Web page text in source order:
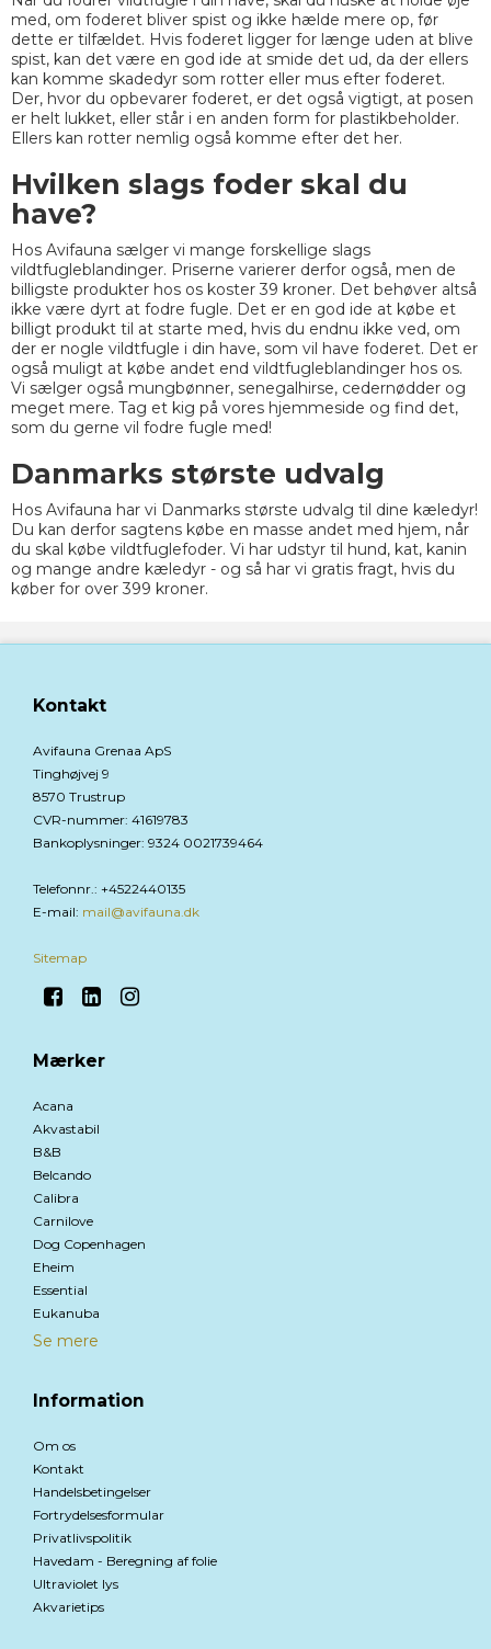
med, om foderet bliver spist og ikke hælde mere op, før
dette er tilfældet. Hvis foderet ligger for længe uden at blive
spist, kan det være en god ide at smide det ud, da der ellers
kan komme skadedyr som rotter eller mus efter foderet.
Der, hvor du opbevarer foderet, er det også vigtigt, at posen
er helt lukket, eller står i en anden form for plastikbeholder.
Ellers kan rotter nemlig også komme efter det her.
Hvilken slags foder skal du
have?
Hos Avifauna sælger vi mange forskellige slags
vildtfugleblandinger. Priserne varierer derfor også, men de
billigste produkter hos os koster 39 kroner. Det behøver altså
ikke være dyrt at fodre fugle. Det er en god ide at købe et
billigt produkt til at starte med, hvis du endnu ikke ved, om
der er nogle vildtfugle i din have, som vil have foderet. Det er
også muligt at købe andet end vildtfugleblandinger hos os.
Vi sælger også mungbønner, senegalhirse, cedernødder og
meget mere. Tag et kig på vores hjemmeside og find det,
som du gerne vil fodre fugle med!
Danmarks største udvalg
Hos Avifauna har vi Danmarks største udvalg til dine kæledyr!
Du kan derfor sagtens købe en masse andet med hjem, når
du skal købe vildtfuglefoder. Vi har udstyr til hund, kat, kanin
og mange andre kæledyr - og så har vi gratis fragt, hvis du
køber for over 399 kroner.
Kontakt
Avifauna Grenaa ApS
Tinghøjvej 9
8570 Trustrup
CVR-nummer: 41619783
Bankoplysninger: 9324 0021739464
Telefonnr. : +4522440135
E-mail: mail@avifauna.dk
Sitemap
Mærker
Acana
Akvastabil
B&B
Belcando
Calibra
Carnilove
Dog Copenhagen
Eheim
Essential
Eukanuba
Se mere
Information
Om os
Kontakt
Handelsbetingelser
Fortrydelsesformular
Privatlivspolitik
Havedam - Beregning af folie
Ultraviolet lys
Akvarietips